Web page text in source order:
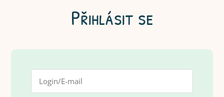
Přihlásit se